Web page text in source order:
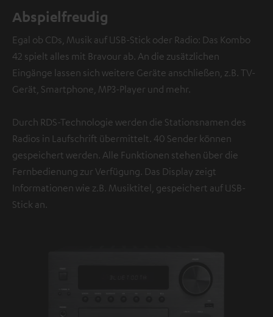
Abspielfreudig
Egal ob CDs, Musik auf USB-Stick oder Radio: Das Kombo
42 spielt alles mit Bravour ab. An die zusätzlichen
Eingänge lassen sich weitere Geräte anschließen, z.B. TV-
Gerät, Smartphone, MP3-Player und mehr.
Durch RDS-Technologie werden die Stationsnamen des
Radios in Laufschrift übermittelt. 40 Sender können
gespeichert werden. Alle Funktionen stehen über die
Fernbedienung zur Verfügung. Das Display zeigt
Informationen wie z.B. Musiktitel, gespeichert auf USB-
Stick an.